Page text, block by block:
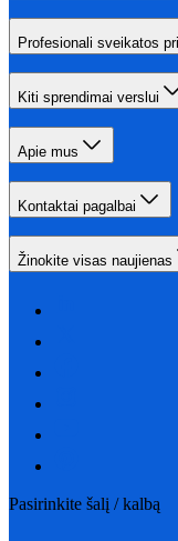
Profesionali sveikatos
Kiti sprendimai verslui
Apie mus
Kontaktai pagalbai
Žinokite visas naujienas
Pasirinkite šalį / kalbą